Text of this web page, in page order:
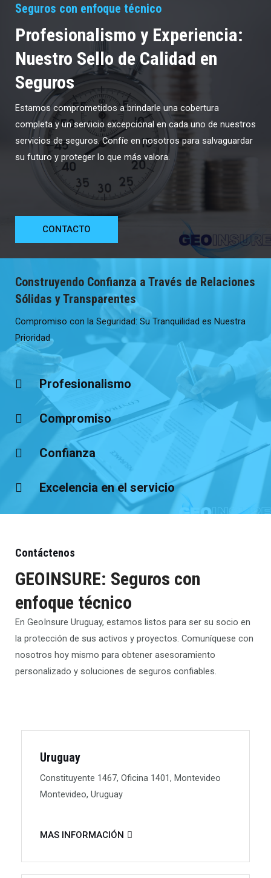
Seguros con enfoque técnico
Profesionalismo y Experiencia:
Nuestro Sello de Calidad en
Seguros
Estamos comprometidos a brindarle una cobertura
completa y un servicio excepcional en cada uno de nuestros
servicios de seguros. Confíe en nosotros para salvaguardar
su futuro y proteger lo que más valora.
CONTACTO
Construyendo Confianza a Través de Relaciones
Sólidas y Transparentes
Compromiso con la Seguridad: Su Tranquilidad es Nuestra
Prioridad
Profesionalismo
Compromiso
Confianza
Excelencia en el servicio
Contáctenos
GEOINSURE: Seguros con
enfoque técnico
En GeoInsure Uruguay, estamos listos para ser su socio en
la protección de sus activos y proyectos. Comuníquese con
nosotros hoy mismo para obtener asesoramiento
personalizado y soluciones de seguros confiables.
Uruguay
Constituyente 1467, Oficina 1401, Montevideo
Montevideo, Uruguay
MAS INFORMACIÓN